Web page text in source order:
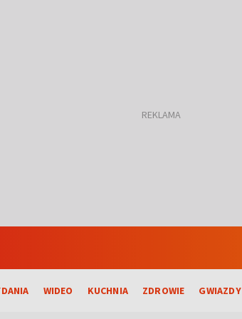
WIDEO KUCHNIA ZDROWIE GWIAZDY